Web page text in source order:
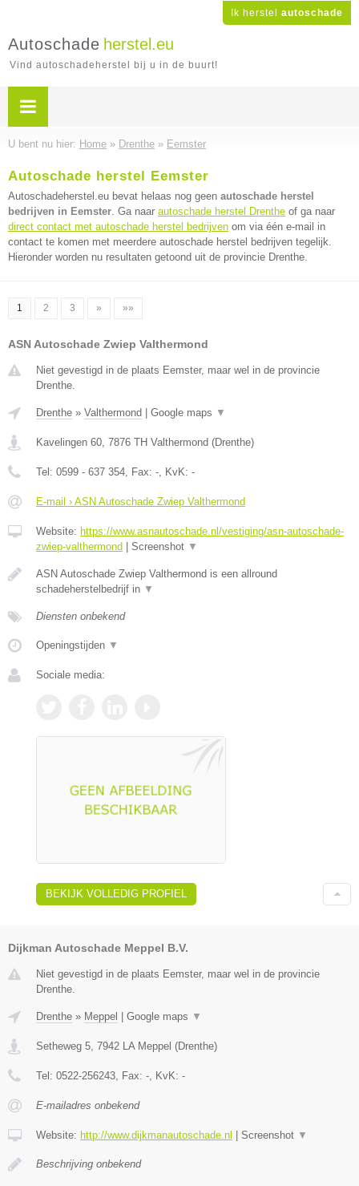
Ik herstel autoschade
Autoschade herstel.eu
Vind autoschadeherstel bij u in de buurt!
U bent nu hier: Home » Drenthe » Eemster
Autoschade herstel Eemster
Autoschadeherstel.eu bevat helaas nog geen autoschade herstel
bedrijven in Eemster. Ga naar autoschade herstel Drenthe of ga naar
direct contact met autoschade herstel bedrijven om via één e-mail in
contact te komen met meerdere autoschade herstel bedrijven tegelijk.
Hieronder worden nu resultaten getoond uit de provincie Drenthe.
1 2 3 » »»
ASN Autoschade Zwiep Valthermond
Niet gevestigd in de plaats Eemster, maar wel in de provincie
Drenthe.
Drenthe » Valthermond Google maps ▼
Kavelingen 60, 7876 TH Valthermond (Drenthe)
Tel: 0599 - 637 354, Fax: -, KvK: -
E-mail › ASN Autoschade Zwiep Valthermond
Website: https://www.asnautoschade.nl/vestiging/asn-autoschade-
zwiep-valthermond
Screenshot ▼
ASN Autoschade Zwiep Valthermond is een allround
schadeherstelbedrijf in ▼
Diensten onbekend
Openingstijden ▼
Sociale media:
BEKIJK VOLLEDIG PROFIEL
Dijkman Autoschade Meppel B.V.
Niet gevestigd in de plaats Eemster, maar wel in de provincie
Drenthe.
Drenthe » Meppel | Google maps ▼
Setheweg 5 7942 LA Meppel (Drenthe)
Tel: 0522-256243 , Fax: - , KvK: -
E-mailadres onbekend
Website: http://www.dijkmanautoschade.nl | Screenshot ▼
Beschrijving onbekend